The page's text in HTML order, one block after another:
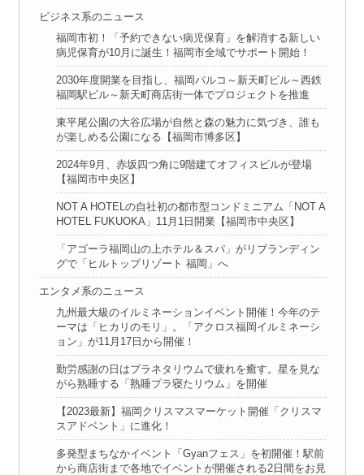
ビジネス系のニュース
福岡市初！「予約できない病児保育」を解消する新しい
病児保育が10月に誕生！福岡市全域でサポート開始！
2030年度開業を目指し、福岡パルコ～新天町ビル～西鉄
福岡駅ビル～新天町商店街一体でプロジェクトを推進
東平尾公園の大谷広場が自然と森の魅力に気づき、誰も
が楽しめる公園になる【福岡市博多区】
2024年9月、赤坂四つ角に9階建てオフィスビルが登場
【福岡市中央区】
NOT A HOTELの自社初の都市型コンドミニアム「NOT A
HOTEL FUKUOKA」11月1日開業【福岡市中央区】
「アゴーラ福岡山の上ホテル＆スパ」がリブランディン
グで「ヒルトップリゾート 福岡」へ
エンタメ系のニュース
九州最大級のイルミネーションイベント開催！今年のテ
ーマは「ヒカリのモリ」。「アクロス福岡イルミネーシ
ョン」が11月17日から開催！
勤労感謝の日はプラネタリウムで疲れを癒す。星を見な
がら熟睡する「熟睡プラ寝たリウム」を開催
【2023最新】福岡クリスマスマーケット開催「クリスマ
スアドベント」に進化！
多発型まちなかイベント「Gyanフェス」を初開催！駅前
から商店街まで各地でイベントが開催される2日間をお見